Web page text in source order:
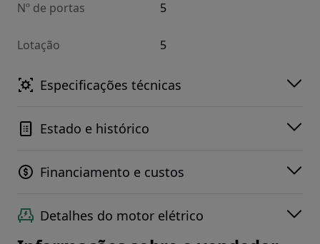
Nº de portas 5
Lotação 5
Especificações técnicas
Estado e histórico
Financiamento e custos
Detalhes do motor elétrico